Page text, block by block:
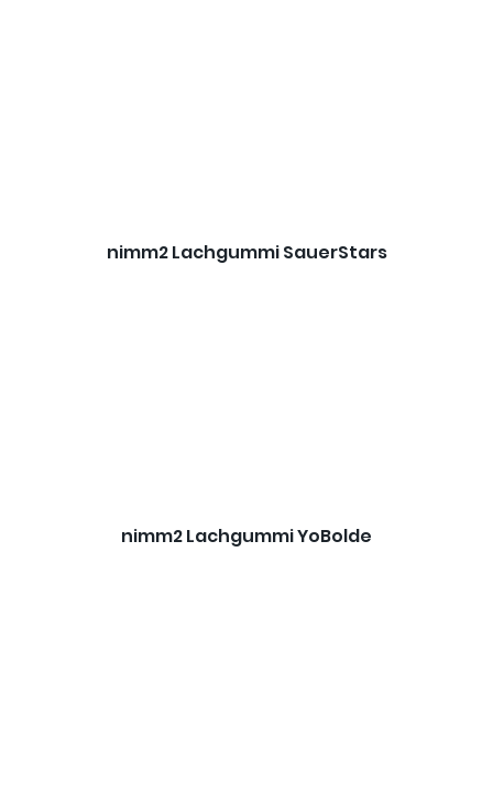
nimm2 Lachgummi SauerStars
nimm2 Lachgummi YoBolde